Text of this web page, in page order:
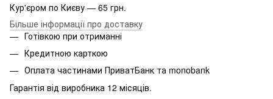
Кур'єром по Києву — 65 грн.
Більше інформації про доставку
Готівкою при отриманні
Кредитною карткою
Оплата частинами ПриватБанк та monobank
Гарантія від виробника 12 місяців.